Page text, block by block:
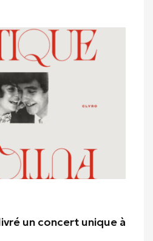
un concert unique à